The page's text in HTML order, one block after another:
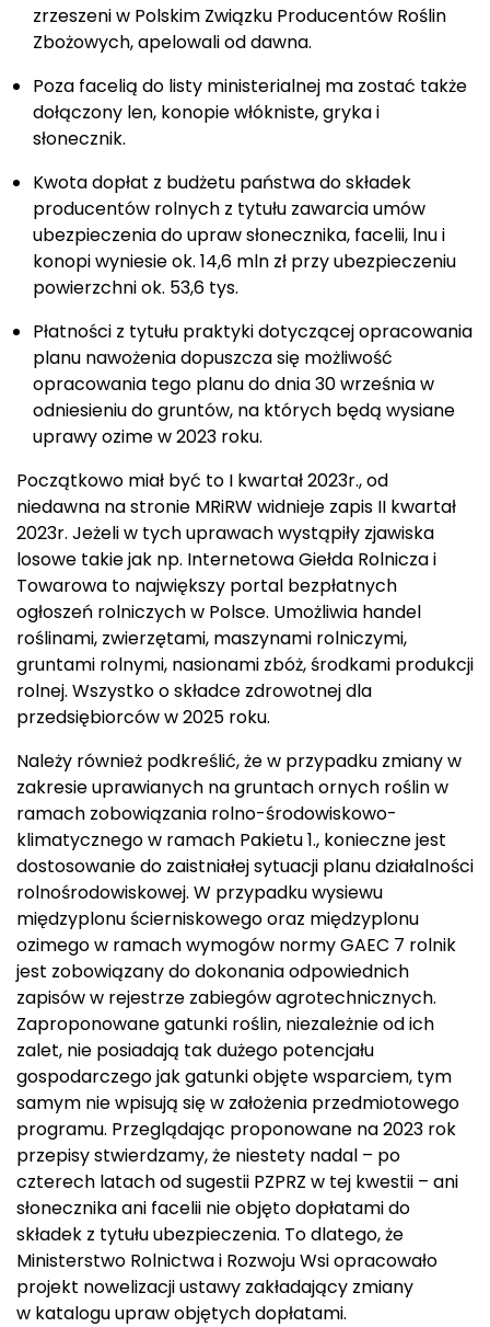
zrzeszeni w Polskim Związku Producentów Roślin
Zbożowych, apelowali od dawna.
Poza facelią do listy ministerialnej ma zostać także
dołączony len, konopie włókniste, gryka i
słonecznik.
Kwota dopłat z budżetu państwa do składek
producentów rolnych z tytułu zawarcia umów
ubezpieczenia do upraw słonecznika, facelii, lnu i
konopi wyniesie ok. 14,6 mln zł przy ubezpieczeniu
powierzchni ok. 53,6 tys.
Płatności z tytułu praktyki dotyczącej opracowania
planu nawożenia dopuszcza się możliwość
opracowania tego planu do dnia 30 września w
odniesieniu do gruntów, na których będą wysiane
uprawy ozime w 2023 roku.
Początkowo miał być to I kwartał 2023r., od
niedawna na stronie MRiRW widnieje zapis II kwartał
2023r. Jeżeli w tych uprawach wystąpiły zjawiska
losowe takie jak np. Internetowa Giełda Rolnicza i
Towarowa to największy portal bezpłatnych
ogłoszeń rolniczych w Polsce. Umożliwia handel
roślinami, zwierzętami, maszynami rolniczymi,
gruntami rolnymi, nasionami zbóż, środkami produkcji
rolnej. Wszystko o składce zdrowotnej dla
przedsiębiorców w 2025 roku.
Należy również podkreślić, że w przypadku zmiany w
zakresie uprawianych na gruntach ornych roślin w
ramach zobowiązania rolno-środowiskowo-
klimatycznego w ramach Pakietu 1., konieczne jest
dostosowanie do zaistniałej sytuacji planu działalności
rolnośrodowiskowej. W przypadku wysiewu
międzyplonu ścierniskowego oraz międzyplonu
ozimego w ramach wymogów normy GAEC 7 rolnik
jest zobowiązany do dokonania odpowiednich
zapisów w rejestrze zabiegów agrotechnicznych.
Zaproponowane gatunki roślin, niezależnie od ich
zalet, nie posiadają tak dużego potencjału
gospodarczego jak gatunki objęte wsparciem, tym
samym nie wpisują się w założenia przedmiotowego
programu. Przeglądając proponowane na 2023 rok
przepisy stwierdzamy, że niestety nadal – po
czterech latach od sugestii PZPRZ w tej kwestii – ani
słonecznika ani facelii nie objęto dopłatami do
składek z tytułu ubezpieczenia. To dlatego, że
Ministerstwo Rolnictwa i Rozwoju Wsi opracowało
projekt nowelizacji ustawy zakładający zmiany
w katalogu upraw objętych dopłatami.